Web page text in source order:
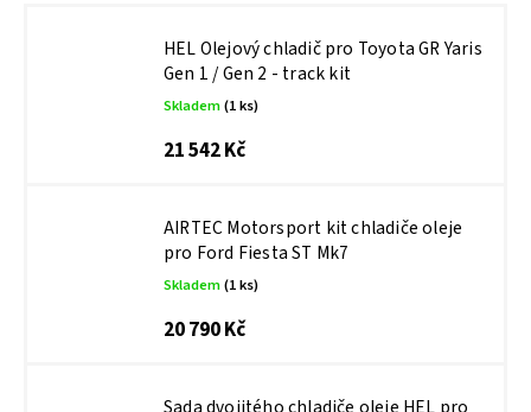
HEL Olejový chladič pro Toyota GR Yaris
Gen 1 / Gen 2 - track kit
Skladem(1 ks)
21 542 Kč
AIRTEC Motorsport kit chladiče oleje
pro Ford Fiesta ST Mk7
Skladem(1 ks)
20 790 Kč